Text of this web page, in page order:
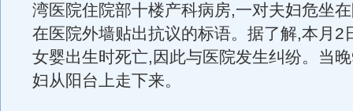
湾医院住院部十楼产科病房,一对夫妇危坐
在医院外墙贴出抗议的标语。据了解,本月2
女婴出生时死亡,因此与医院发生纠纷。当
妇从阳台上走下来。